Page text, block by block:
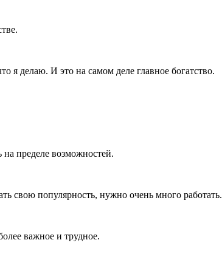
я делаю. И это на самом деле главное богатство.
на пределе возможностей.
свою популярность, нужно очень много работать.
важное и трудное.